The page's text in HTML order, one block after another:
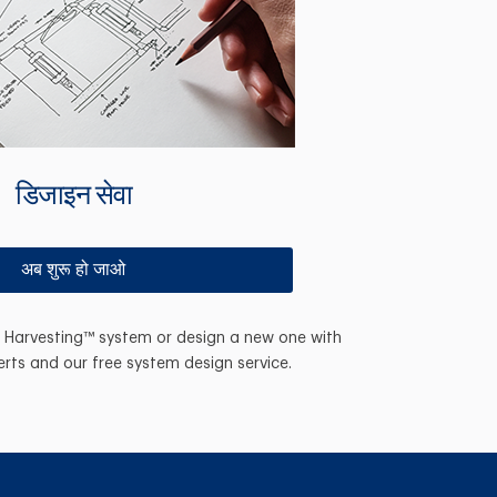
डिजाइन सेवा
अब शुरू हो जाओ
system or design a new one with
and our free system design service.